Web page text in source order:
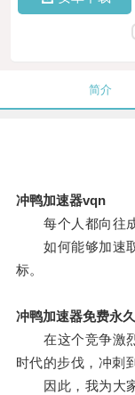
简介
冲鸭加速器vqn
每个人都向往成
如何能够加速取
标。
冲鸭加速器免费永
在这个竞争激烈
时代的步伐，冲刺
因此，我为大家